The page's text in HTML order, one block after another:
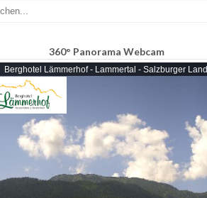
360° Panorama Webcam
Berghotel Lämmerhof - Lammertal - Salzburger Land